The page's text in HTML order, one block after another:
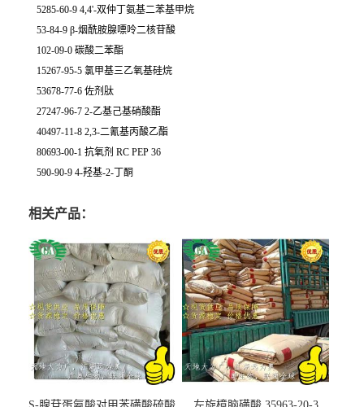
5285-60-9 4,4'-双仲丁氨基二苯基甲烷
53-84-9 β-烟酰胺腺嘌呤二核苷酸
102-09-0 碳酸二苯酯
15267-95-5 氯甲基三乙氧基硅烷
53678-77-6 佐剂肽
27247-96-7 2-乙基己基硝酸酯
40497-11-8 2,3-二氰基丙酸乙酯
80693-00-1 抗氧剂 RC PEP 36
590-90-9 4-羟基-2-丁酮
相关产品：